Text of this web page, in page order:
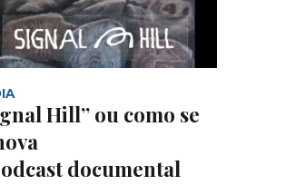
Hill” ou como se
documental